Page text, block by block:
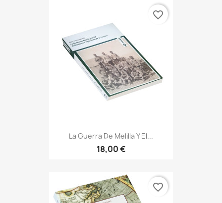
La Guerra De Melilla Y El...
18,00 €
favorite_border
favorite_border